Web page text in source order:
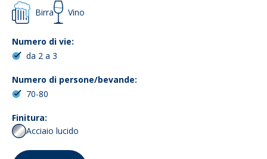
Birra
Vino
Numero di vie:
da 2 a 3
Numero di persone/bevande:
70-80
Finitura:
Acciaio lucido